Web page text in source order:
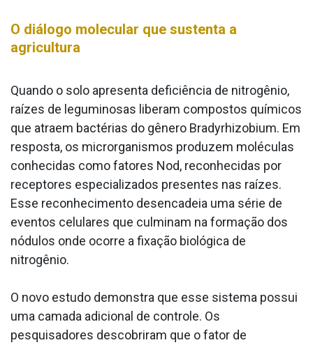
O diálogo molecular que sustenta a
agricultura
Quando o solo apresenta deficiência de nitrogênio,
raízes de leguminosas liberam compostos químicos
que atraem bactérias do gênero Bradyrhizobium. Em
resposta, os microrganismos produzem moléculas
conhecidas como fatores Nod, reconhecidas por
receptores especializados presentes nas raízes.
Esse reconhecimento desencadeia uma série de
eventos celulares que culminam na formação dos
nódulos onde ocorre a fixação biológica de
nitrogênio.
O novo estudo demonstra que esse sistema possui
uma camada adicional de controle. Os
pesquisadores descobriram que o fator de